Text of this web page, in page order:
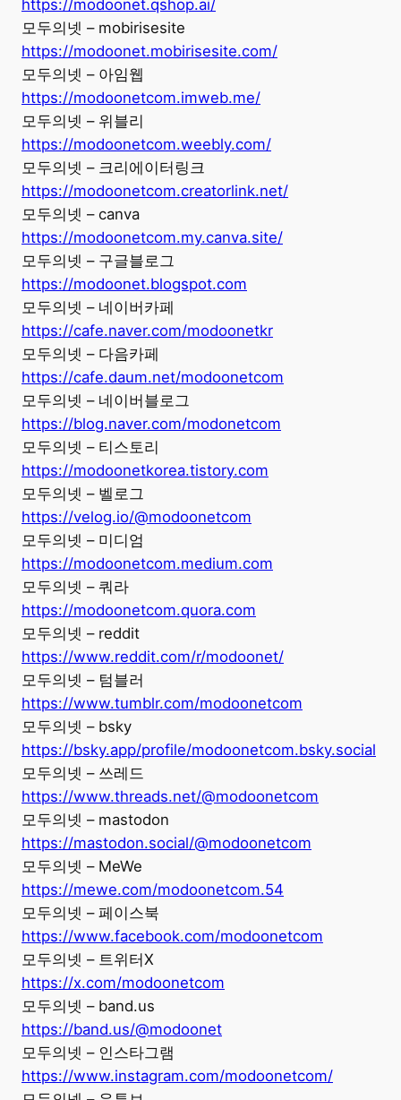
https://modoonet.qshop.ai/
모두의넷 – mobirisesite
https://modoonet.mobirisesite.com/
모두의넷 – 아임웹
https://modoonetcom.imweb.me/
모두의넷 – 위블리
https://modoonetcom.weebly.com/
모두의넷 – 크리에이터링크
https://modoonetcom.creatorlink.net/
모두의넷 – canva
https://modoonetcom.my.canva.site/
모두의넷 – 구글블로그
https://modoonet.blogspot.com
모두의넷 – 네이버카페
https://cafe.naver.com/modoonetkr
모두의넷 – 다음카페
https://cafe.daum.net/modoonetcom
모두의넷 – 네이버블로그
https://blog.naver.com/modonetcom
모두의넷 – 티스토리
https://modoonetkorea.tistory.com
모두의넷 – 벨로그
https://velog.io/@modoonetcom
모두의넷 – 미디엄
https://modoonetcom.medium.com
모두의넷 – 쿼라
https://modoonetcom.quora.com
모두의넷 – reddit
https://www.reddit.com/r/modoonet/
모두의넷 – 텀블러
https://www.tumblr.com/modoonetcom
모두의넷 – bsky
https://bsky.app/profile/modoonetcom.bsky.social
모두의넷 – 쓰레드
https://www.threads.net/@modoonetcom
모두의넷 – mastodon
https://mastodon.social/@modoonetcom
모두의넷 – MeWe
https://mewe.com/modoonetcom.54
모두의넷 – 페이스북
https://www.facebook.com/modoonetcom
모두의넷 – 트위터X
https://x.com/modoonetcom
모두의넷 – band.us
https://band.us/@modoonet
모두의넷 – 인스타그램
https://www.instagram.com/modoonetcom/